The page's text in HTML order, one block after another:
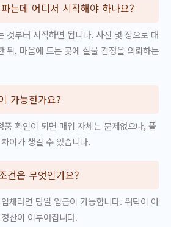
는데 어디서 시작해야 하나요?
것부터 시작하면 됩니다. 사진 몇 장으로 대
뒤, 마음에 드는 곳에 실물 감정을 의뢰하는
가능한가요?
품 확인이 되면 매입 자체는 문제없으나, 풀
이가 생길 수 있습니다.
건은 무엇인가요?
체라면 당일 입금이 가능합니다. 위탁이 아
산이 이루어집니다.